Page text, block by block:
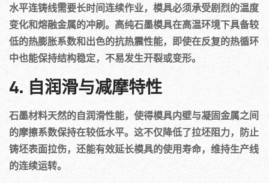
水平连铸线需要长时间连续作业，模具必须承受剧烈的温度
变化和熔融金属的冲刷。高纯石墨模具在高温环境下具备较
低的热膨胀系数和出色的抗热震性能，即使在反复的热循环
中也能保持结构稳定，不易发生开裂或变形。
4. 自润滑与减摩特性
石墨材料天然的自润滑性能，使得模具内壁与凝固金属之间
的摩擦系数保持在较低水平。这不仅降低了拉坯阻力，防止
铸坯表面拉伤，还能有效延长模具的使用寿命，维持生产线
的连续运转。